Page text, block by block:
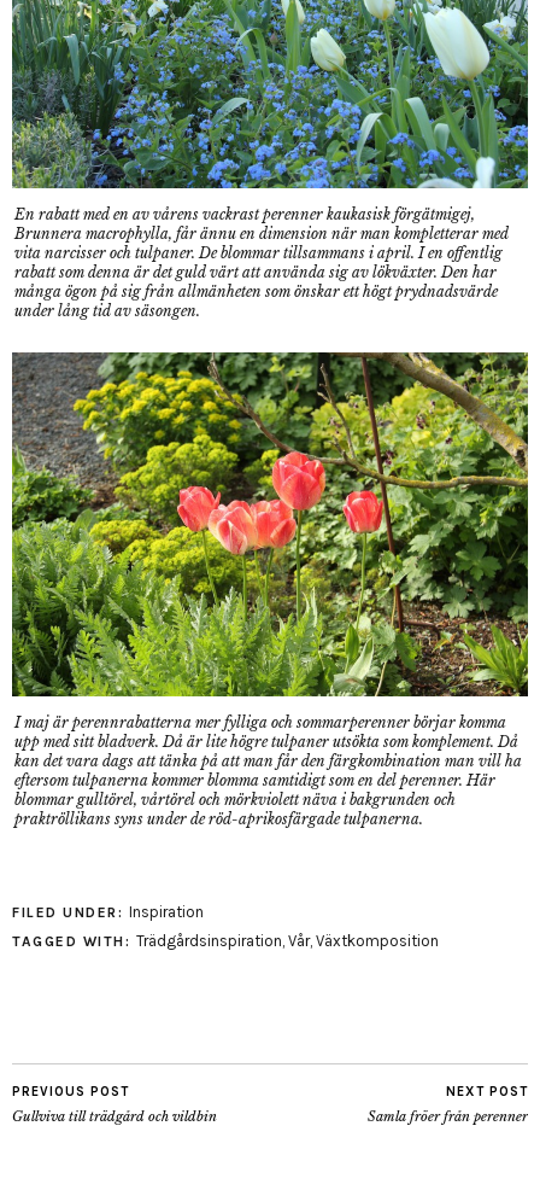
En rabatt med en av vårens vackrast perenner kaukasisk förgätmigej,
Brunnera macrophylla, får ännu en dimension när man kompletterar med
vita narcisser och tulpaner. De blommar tillsammans i april. I en offentlig
rabatt som denna är det guld värt att använda sig av lökväxter. Den har
många ögon på sig från allmänheten som önskar ett högt prydnadsvärde
under lång tid av säsongen.
I maj är perennrabatterna mer fylliga och sommarperenner börjar komma
upp med sitt bladverk. Då är lite högre tulpaner utsökta som komplement. Då
kan det vara dags att tänka på att man får den färgkombination man vill ha
eftersom tulpanerna kommer blomma samtidigt som en del perenner. Här
blommar gulltörel, vårtörel och mörkviolett näva i bakgrunden och
praktröllikans syns under de röd-aprikosfärgade tulpanerna.
FILED UNDER: Inspiration
TAGGED WITH: Trädgårdsinspiration, Vår, Växtkomposition
PREVIOUS POST
Gullviva till trädgård och vildbin
NEXT POST
Samla fröer från perenner